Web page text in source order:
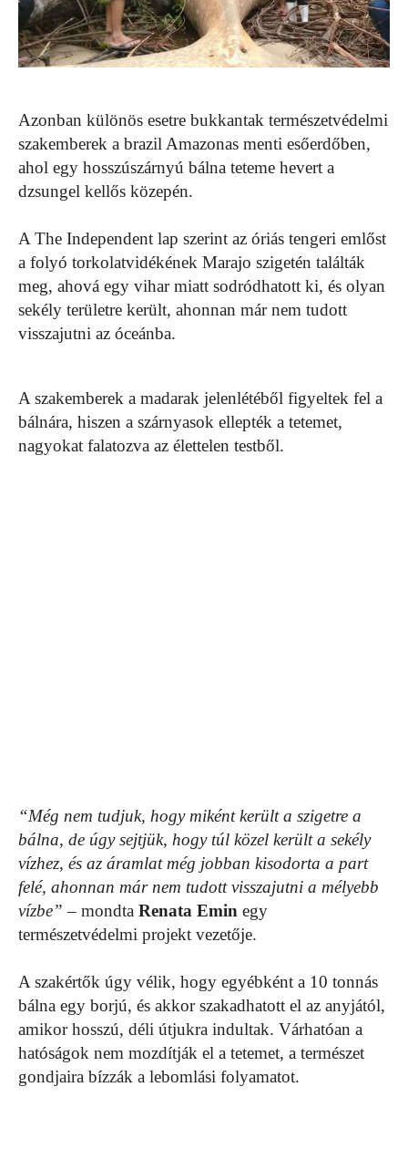
Azonban különös esetre bukkantak természetvédelmi
szakemberek a brazil Amazonas menti esőerdőben,
ahol egy hosszúszárnyú bálna teteme hevert a
dzsungel kellős közepén.
A The Independent lap szerint az óriás tengeri emlőst
a folyó torkolatvidékének Marajo szigetén találták
meg, ahová egy vihar miatt sodródhatott ki, és olyan
sekély területre került, ahonnan már nem tudott
visszajutni az óceánba.
A szakemberek a madarak jelenlétéből figyeltek fel a
bálnára, hiszen a szárnyasok ellepték a tetemet,
nagyokat falatozva az élettelen testből.
“Még nem tudjuk, hogy miként került a szigetre a
bálna, de úgy sejtjük, hogy túl közel került a sekély
vízhez, és az áramlat még jobban kisodorta a part
felé, ahonnan már nem tudott visszajutni a mélyebb
vízbe” – mondta Renata Emin egy
természetvédelmi projekt vezetője.
A szakértők úgy vélik, hogy egyébként a 10 tonnás
bálna egy borjú, és akkor szakadhatott el az anyjától,
amikor hosszú, déli útjukra indultak. Várhatóan a
hatóságok nem mozdítják el a tetemet, a természet
gondjaira bízzák a lebomlási folyamatot.